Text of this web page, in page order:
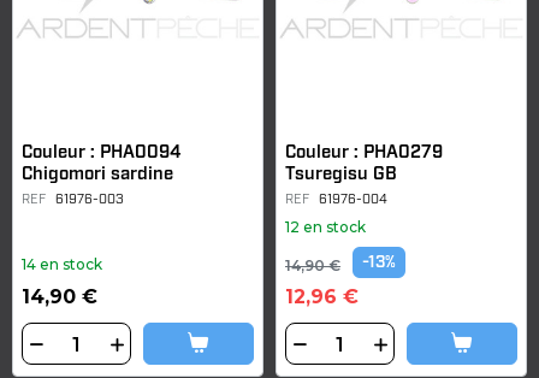
Couleur : PHA0094
Chigomori sardine
REF 61976-003
14 en stock
14,90 €
Couleur : PHA0279
Tsuregisu GB
REF 61976-004
12 en stock
14,90 € -13%
12,96 €